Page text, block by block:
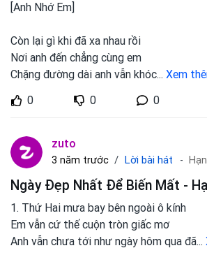
[Anh Nhớ Em]
Còn lại gì khi đã xa nhau rồi
Nơi anh đến chẳng cùng em
Chặng đường dài anh vẫn khóc... Xem
0
0 0
zuto
3 năm trước Lời bài hát
Ngày Đẹp Nhất Để Biến Mất -
1. Thứ Hai mưa bay bên ngoài ô kính
Em vẫn cứ thế cuộn tròn giấc mơ
Anh vẫn chưa tới như ngày hôm qua đã...